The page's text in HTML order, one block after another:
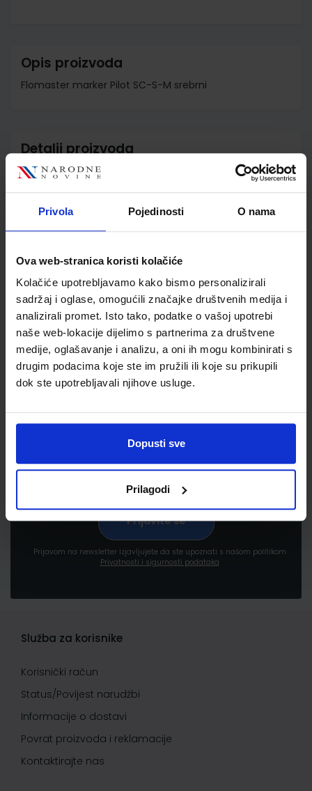
Privola Pojedinosti O nama
Ova web-stranica koristi kolačiće
Kolačiće upotrebljavamo kako bismo personalizirali
sadržaj i oglase, omogućili značajke društvenih medija i
analizirali promet. Isto tako, podatke o vašoj upotrebi
naše web-lokacije dijelimo s partnerima za društvene
medije, oglašavanje i analizu, a oni ih mogu kombinirati s
drugim podacima koje ste im pružili ili koje su prikupili
dok ste upotrebljavali njihove usluge.
Dopusti sve
Prilagodi
Opis proizvoda
Flomaster marker Pilot SC-S-M srebrni
Detalji proizvoda
Šifra proizvoda
Jedinična mjera
kom
Newsletter prijava
proizvodima i uslugama, akcijama i drugim
Prijavom na newsletter izjavljujete da ste upoznati s našom politikom
Privatnosti i sigurnosti podataka
Služba za korisnike
Korisnički račun
Status/Povijest narudžbi
Informacije o dostavi
Povrat proizvoda i reklamacije
Kontaktirajte nas